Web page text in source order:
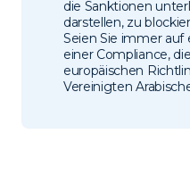
die Sanktionen
darstellen, zu
Seien Sie immer
einer Compliance,
europäischen
Vereinigten